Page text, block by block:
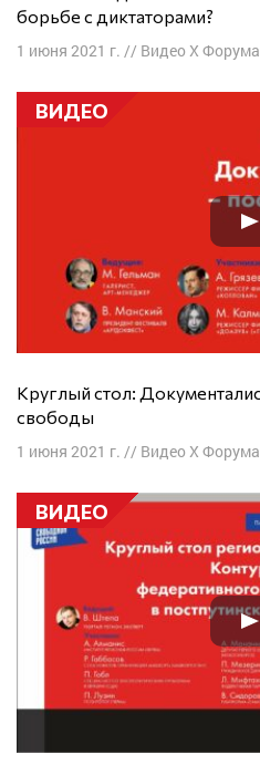
борьбе с диктаторами?
1 июня 2021 г. // Видео X Форума
ВИДЕО
Круглый стол: Документалистика – последний остров
свободы
1 июня 2021 г. // Видео X Форума
ВИДЕО